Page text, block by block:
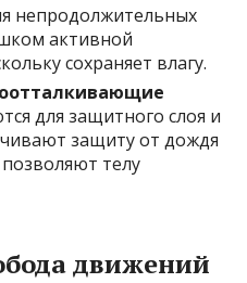
непродолжительных
активной
сохраняет влагу.
для защитного слоя и
защиту от дождя
телу
движений